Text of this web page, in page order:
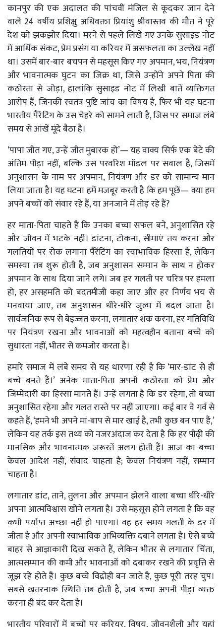
कानपुर की एक अदालत की पांचवीं मंजिल से कूदकर जान देने
वाले 24 वर्षीय प्रशिक्षु अधिवक्ता प्रियांशु श्रीवास्तव की मौत ने पूरे
देश को झकझोर दिया। मरने से पहले लिखे गए उनके सुसाइड नोट
में आर्थिक संकट, प्रेम प्रसंग या करियर में असफलता का उल्लेख नहीं
था। उसमें बार-बार बचपन से महसूस किए गए अपमान, भय, नियंत्रण
और भावनात्मक घुटन का जिक्र था, जिसे उन्होंने अपने पिता की
कठोरता से जोड़ा, हालांकि सुसाइड नोट में लिखी बातें व्यक्तिगत
आरोप हैं, जिनकी स्वतंत्र पुष्टि जांच का विषय है, फिर भी यह घटना
भारतीय पैरेंटिंग के उस चेहरे को सामने लाती है, जिस पर समाज लंबे
समय से आंखें मूंदे बैठा है।
‘पापा जीत गए, उन्हें जीत मुबारक हो’— यह वाक्य सिर्फ एक बेटे की
अंतिम पीड़ा नहीं, बल्कि उस परवरिश मॉडल पर सवाल है, जिसमें
अनुशासन के नाम पर अपमान, नियंत्रण और डर को सामान्य मान
लिया जाता है। यह घटना हमें मजबूर करती है कि हम पूछें— क्या हम
अपने बच्चों को संवार रहे हैं, या अनजाने में तोड़ रहे हैं?
हर माता-पिता चाहते हैं कि उनका बच्चा सफल बने, अनुशासित रहे
और जीवन में भटके नहीं। डांटना, टोकना, सीमाएं तय करना और
गलतियों पर रोक लगाना पैरेंटिंग का स्वाभाविक हिस्सा है, लेकिन
समस्या तब शुरू होती है, जब अनुशासन सम्मान के साथ न होकर
अपमान के साथ दिया जाने लगे। जब हर गलती पर चरित्र पर हमला
हो, हर असहमति को बदतमीजी कहा जाए और हर निर्णय भय से
मनवाया जाए, तब अनुशासन धीरे-धीरे जुल्म में बदल जाता है।
सार्वजनिक रूप से बेइज्जत करना, लगातार शक करना, हर गतिविधि
पर नियंत्रण रखना और भावनाओं को महत्वहीन बताना बच्चे को
सुधारता नहीं, भीतर से कमजोर करता है।
हमारे समाज में लंबे समय से यह धारणा रही है कि ‘मार-डांट से ही
बच्चे बनते हैं।’ अनेक माता-पिता अपनी कठोरता को प्रेम और
जिम्मेदारी का हिस्सा मानते हैं। उन्हें लगता है कि डर रहेगा, तो बच्चा
अनुशासित रहेगा और गलत रास्ते पर नहीं जाएगा। कई बार वे गर्व से
कहते हैं, ‘हमने भी अपने मां-बाप से मार खाई है, तभी कुछ बन पाए हैं,’
लेकिन यह तर्क इस तथ्य को नजरअंदाज कर देता है कि हर पीढ़ी की
मानसिक और भावनात्मक जरूरतें अलग होती हैं। आज का बच्चा
केवल आदेश नहीं, संवाद चाहता है; केवल नियंत्रण नहीं, सम्मान
चाहता है।
लगातार डांट, ताने, तुलना और अपमान झेलने वाला बच्चा धीरे-धीरे
अपना आत्मविश्वास खोने लगता है। उसे महसूस होने लगता है कि वह
कभी पर्याप्त अच्छा नहीं हो पाएगा। वह हर समय गलती के डर में
जीता है और अपनी स्वाभाविक अभिव्यक्ति दबाने लगता है। ऐसे बच्चे
बाहर से आज्ञाकारी दिख सकते हैं, लेकिन भीतर से लगातार चिंता,
आत्मसम्मान की कमी और भावनाओं को दबाकर रखने की प्रवृत्ति से
जूझ रहे होते हैं। कुछ बच्चे विद्रोही बन जाते हैं, कुछ पूरी तरह चुप।
सबसे खतरनाक स्थिति तब होती है, जब बच्चा अपनी पीड़ा व्यक्त
करना ही बंद कर देता है।